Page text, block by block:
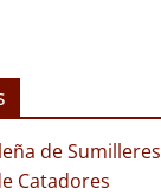
de Sumilleres
Catadores